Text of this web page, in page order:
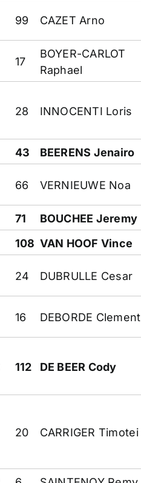
99 CAZET Arno
17
BOYER-CARLOT
Raphael
28 INNOCENTI Loris
43 BEERENS Jenairo
66 VERNIEUWE Noa
71 BOUCHEE Jeremy
108 VAN HOOF Vince
24 DUBRULLE Cesar
16 DEBORDE Clement
112 DE BEER Cody
20 CARRIGER Timotei